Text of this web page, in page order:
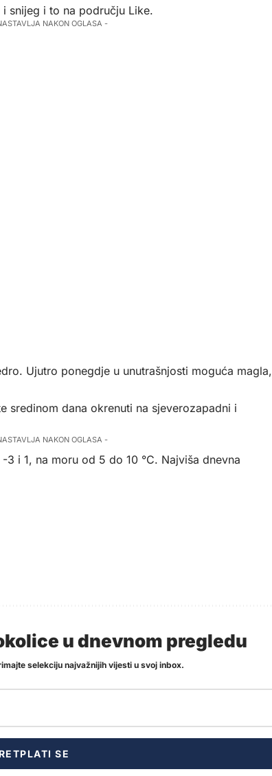
snijeg i to na području Like.
NAKON OGLASA -
Ujutro ponegdje u unutrašnjosti moguća magla,
sredinom dana okrenuti na sjeverozapadni i
NAKON OGLASA -
i 1, na moru od 5 do 10 °C. Najviša dnevna
u dnevnom pregledu
selekciju najvažnijih vijesti u svoj inbox.
SE